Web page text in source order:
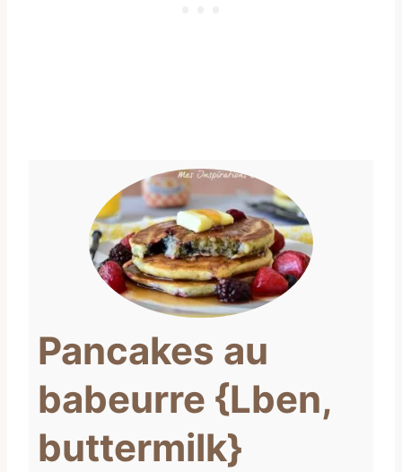
Pancakes au
babeurre {Lben,
buttermilk}